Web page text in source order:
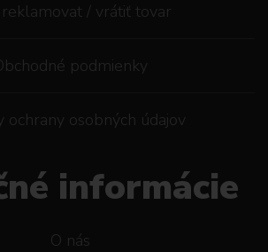
/ vrátiť tovar
podmienky
ochrany osobných údajov
informácie
O nás